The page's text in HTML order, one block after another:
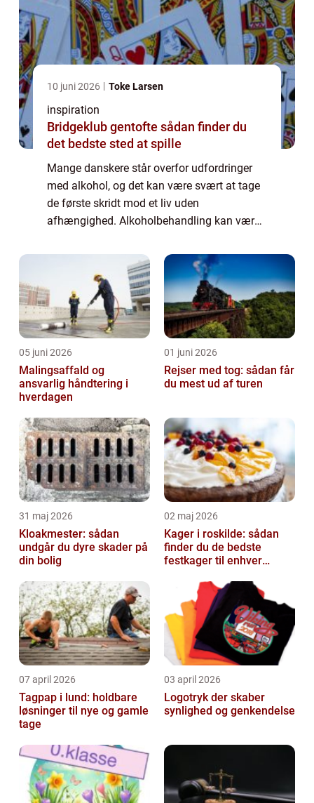
10 juni 2026 Toke Larsen
inspiration
Bridgeklub gentofte sådan finder du
det bedste sted at spille
Mange danskere står overfor udfordringer
med alkohol, og det kan være svært at tage
de første skridt mod et liv uden
afhængighed. Alkoholbehandling kan være
genopby...
05 juni 2026
Malingsaffald og
ansvarlig håndtering i
hverdagen
01 juni 2026
Rejser med tog: sådan får
du mest ud af turen
31 maj 2026
Kloakmester: sådan
undgår du dyre skader på
din bolig
02 maj 2026
Kager i roskilde: sådan
finder du de bedste
festkager til enhver
07 april 2026
Tagpap i lund: holdbare
løsninger til nye og gamle
tage
03 april 2026
Logotryk der skaber
synlighed og genkendelse